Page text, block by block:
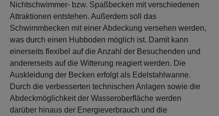
Nichtschwimmer- bzw. Spaßbecken mit verschiedenen
Attraktionen entstehen. Außerdem soll das
Schwimmbecken mit einer Abdeckung versehen werden,
was durch einen Hubboden möglich ist. Damit kann
einerseits flexibel auf die Anzahl der Besuchenden und
andererseits auf die Witterung reagiert werden. Die
Auskleidung der Becken erfolgt als Edelstahlwanne.
Durch die verbesserten technischen Anlagen sowie die
Abdeckmöglichkeit der Wasseroberfläche werden
darüber hinaus der Energieverbrauch und die